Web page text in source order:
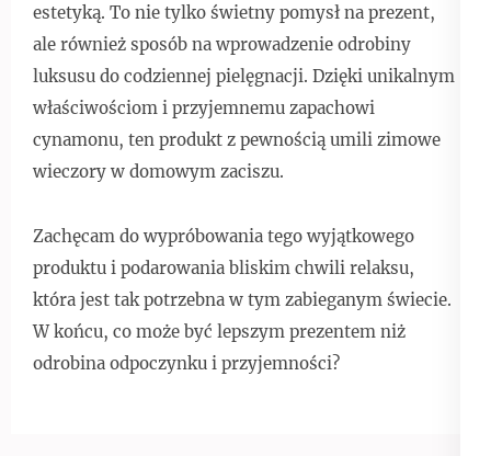
estetyką. To nie tylko świetny pomysł na prezent,
ale również sposób na wprowadzenie odrobiny
luksusu do codziennej pielęgnacji. Dzięki unikalnym
właściwościom i przyjemnemu zapachowi
cynamonu, ten produkt z pewnością umili zimowe
wieczory w domowym zaciszu.
Zachęcam do wypróbowania tego wyjątkowego
produktu i podarowania bliskim chwili relaksu,
która jest tak potrzebna w tym zabieganym świecie.
W końcu, co może być lepszym prezentem niż
odrobina odpoczynku i przyjemności?